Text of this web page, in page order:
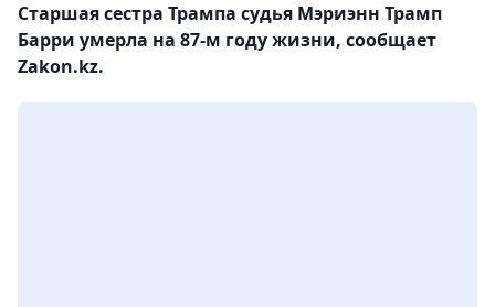
Старшая сестра Трампа судья Мэриэнн Трамп
Барри умерла на 87-м году жизни, сообщает
Zakon.kz.